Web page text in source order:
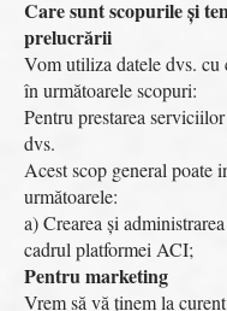
Care sunt scopurile și
prelucrării
Vom utiliza datele dvs. cu
în următoarele scopuri:
Pentru prestarea
dvs.
Acest scop general poate
următoarele:
a) Crearea și
cadrul platformei ACI;
Pentru marketing
Vrem să vă ținem la